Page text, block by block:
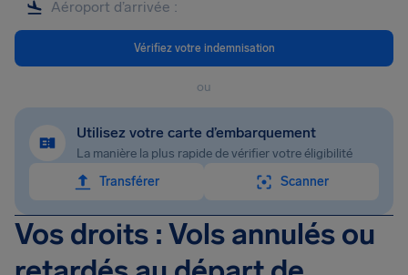
Vérifiez votre indemnisation
ou
Utilisez votre carte d’embarquement
La manière la plus rapide de vérifier votre éligibilité
Transférer
Scanner
Vos droits : Vols annulés ou